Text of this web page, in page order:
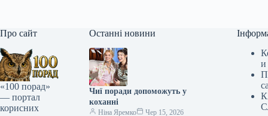
Про сайт
«100 порад»
— портал
корисних
Останні новини
Чиї поради допоможуть у
коханні
Ніна Яремко Чер 15, 2026
и